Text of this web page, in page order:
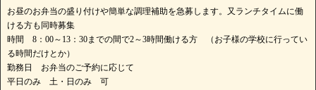
お昼のお弁当の盛り付けや簡単な調理補助を急募します。又ランチタイムに働
ける方も同時募集
時間 8：00～13：30までの間で2～3時間働ける方 （お子様の学校に行ってい
る時間だけとか）
勤務日 お弁当のご予約に応じて
平日のみ 土・日のみ 可